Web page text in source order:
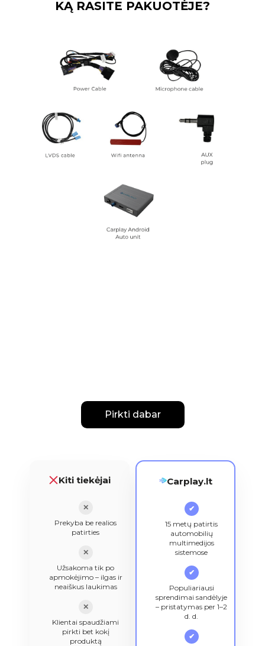
KĄ RASITE PAKUOTĖJE?
Pirkti dabar
Kiti tiekėjai
✕
Prekyba be realios
patirties
✕
Užsakoma tik po
apmokėjimo – ilgas ir
neaiškus laukimas
✕
Klientai spaudžiami
pirkti bet kokį
produktą
Carplay.lt
✔
15 metų patirtis
automobilių
multimedijos
sistemose
✔
Populiariausi
sprendimai sandėlyje
– pristatymas per 1–2
d. d.
✔